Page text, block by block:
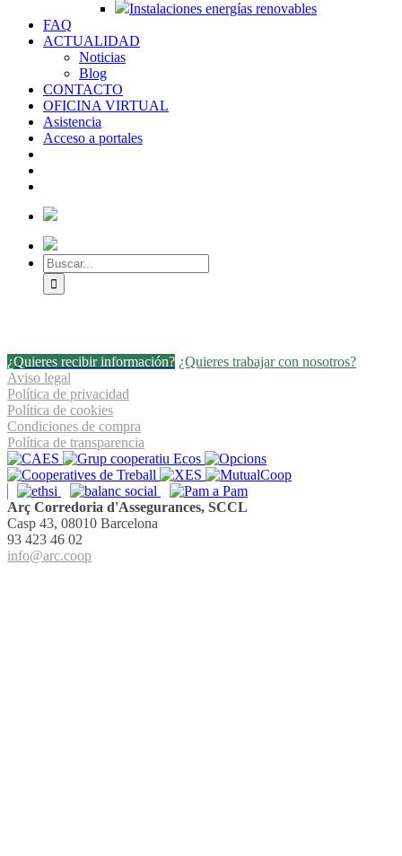
Instalaciones energías renovables
FAQ
ACTUALIDAD
Noticias
Blog
CONTACTO
OFICINA VIRTUAL
Asistencia
Acceso a portales
¿Quieres recibir información? ¿Quieres trabajar con nosotros?
Aviso legal
Política de privacidad
Política de cookies
Condiciones de compra
Política de transparencia
Arç Corredoria d'Assegurances, SCCL
Casp 43, 08010 Barcelona
93 423 46 02
info@arc.coop